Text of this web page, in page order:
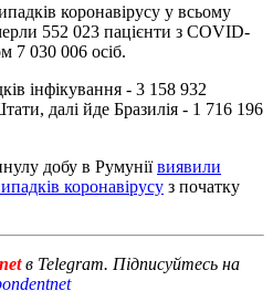
коронавірусу у всьому
552 023 пацієнти з COVID-
7 030 006 осіб.
інфікування - 3 158 932
далі йде Бразилія - 1 716 196
добу в Румуніївиявили
коронавірусу з початку
в Telegram. Підписуйтесь на